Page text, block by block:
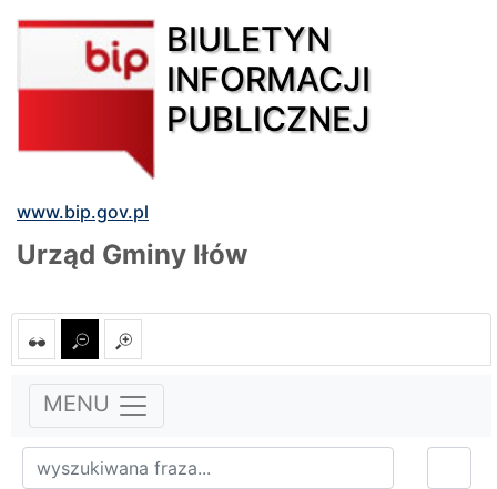
BIULETYN
INFORMACJI
PUBLICZNEJ
www.bip.gov.pl
Urząd Gminy Iłów
MENU